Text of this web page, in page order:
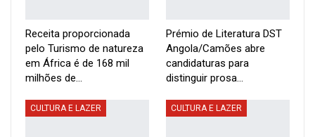
africanas que se fundem em palco e originam uma
experiência artística irrepetível”.
“Esta edição promete ficar na memória colectiva e gerar
Receita proporcionada
pelo Turismo de natureza
em África é de 168 mil
milhões de…
Prémio de Literatura DST
Angola/Camões abre
candidaturas para
distinguir prosa…
CULTURA E LAZER CULTURA E LAZER